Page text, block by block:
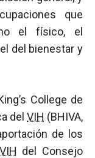
que
el físico, el
del bienestar y
College de
del VIH (BHIVA,
de los
VIH del Consejo